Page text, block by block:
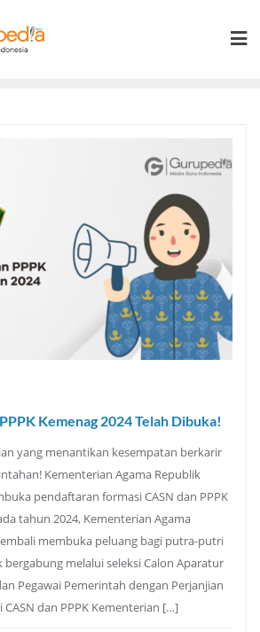
Kemenag 2024 Telah Dibuka!
yang menantikan kesempatan berkarir
Kementerian Agama Republik
pendaftaran formasi CASN dan PPPK
tahun 2024, Kementerian Agama
membuka peluang bagi putra-putri
melalui seleksi Calon Aparatur
Pegawai Pemerintah dengan Perjanjian
CASN dan PPPK Kementerian […]